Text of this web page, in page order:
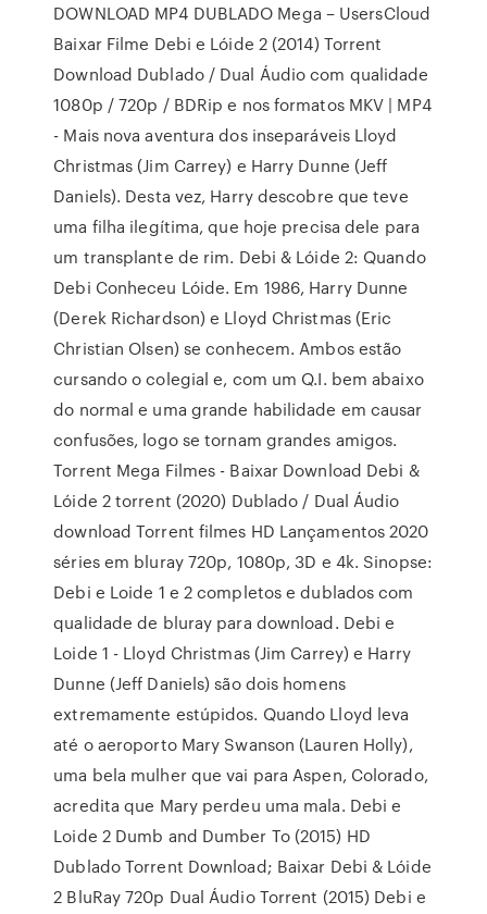
DOWNLOAD MP4 DUBLADO Mega – UsersCloud
Baixar Filme Debi e Lóide 2 (2014) Torrent
Download Dublado / Dual Áudio com qualidade
1080p / 720p / BDRip e nos formatos MKV | MP4
- Mais nova aventura dos inseparáveis Lloyd
Christmas (Jim Carrey) e Harry Dunne (Jeff
Daniels). Desta vez, Harry descobre que teve
uma filha ilegítima, que hoje precisa dele para
um transplante de rim. Debi & Lóide 2: Quando
Debi Conheceu Lóide. Em 1986, Harry Dunne
(Derek Richardson) e Lloyd Christmas (Eric
Christian Olsen) se conhecem. Ambos estão
cursando o colegial e, com um Q.I. bem abaixo
do normal e uma grande habilidade em causar
confusões, logo se tornam grandes amigos.
Torrent Mega Filmes - Baixar Download Debi &
Lóide 2 torrent (2020) Dublado / Dual Áudio
download Torrent filmes HD Lançamentos 2020
séries em bluray 720p, 1080p, 3D e 4k. Sinopse:
Debi e Loide 1 e 2 completos e dublados com
qualidade de bluray para download. Debi e
Loide 1 - Lloyd Christmas (Jim Carrey) e Harry
Dunne (Jeff Daniels) são dois homens
extremamente estúpidos. Quando Lloyd leva
até o aeroporto Mary Swanson (Lauren Holly),
uma bela mulher que vai para Aspen, Colorado,
acredita que Mary perdeu uma mala. Debi e
Loide 2 Dumb and Dumber To (2015) HD
Dublado Torrent Download; Baixar Debi & Lóide
2 BluRay 720p Dual Áudio Torrent (2015) Debi e